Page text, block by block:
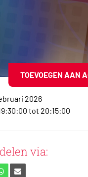
TOEVOEGEN AAN
2026
tot 20:15:00
via: